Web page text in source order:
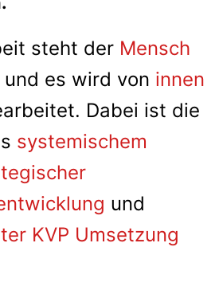
steht der Mensch
und es wird von innen
Dabei ist die
systemischem
und
KVP Umsetzung